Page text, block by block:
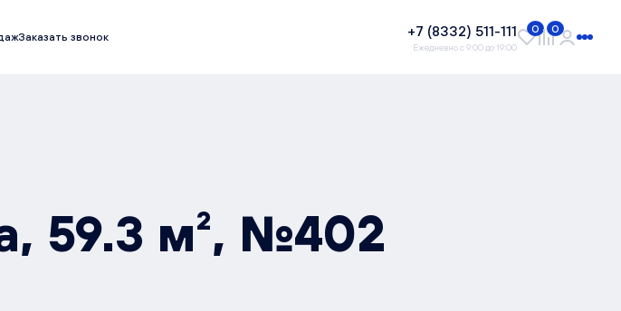
Заказать звонок +7 (8332) 511-111
Ежедневно с 9:00 до 19:00
0 0
59.3 м², №402